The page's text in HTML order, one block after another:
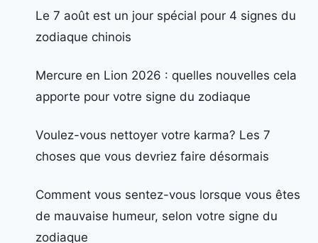
Le 7 août est un jour spécial pour 4 signes du
zodiaque chinois
Mercure en Lion 2026 : quelles nouvelles cela
apporte pour votre signe du zodiaque
Voulez-vous nettoyer votre karma? Les 7
choses que vous devriez faire désormais
Comment vous sentez-vous lorsque vous êtes
de mauvaise humeur, selon votre signe du
zodiaque